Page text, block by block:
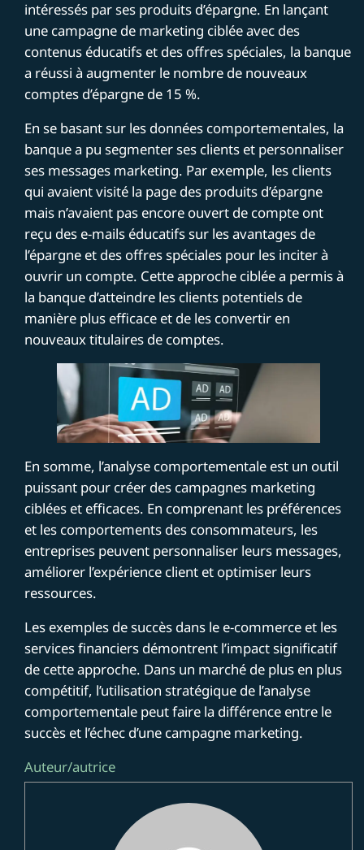
intéressés par ses produits d’épargne. En lançant
une campagne de marketing ciblée avec des
contenus éducatifs et des offres spéciales, la banque
a réussi à augmenter le nombre de nouveaux
comptes d’épargne de 15 %.
En se basant sur les données comportementales, la
banque a pu segmenter ses clients et personnaliser
ses messages marketing. Par exemple, les clients
qui avaient visité la page des produits d’épargne
mais n’avaient pas encore ouvert de compte ont
reçu des e-mails éducatifs sur les avantages de
l’épargne et des offres spéciales pour les inciter à
ouvrir un compte. Cette approche ciblée a permis à
la banque d’atteindre les clients potentiels de
manière plus efficace et de les convertir en
nouveaux titulaires de comptes.
En somme, l’analyse comportementale est un outil
puissant pour créer des campagnes marketing
ciblées et efficaces. En comprenant les préférences
et les comportements des consommateurs, les
entreprises peuvent personnaliser leurs messages,
améliorer l’expérience client et optimiser leurs
ressources.
Les exemples de succès dans le e-commerce et les
services financiers démontrent l’impact significatif
de cette approche. Dans un marché de plus en plus
compétitif, l’utilisation stratégique de l’analyse
comportementale peut faire la différence entre le
succès et l’échec d’une campagne marketing.
Auteur/autrice